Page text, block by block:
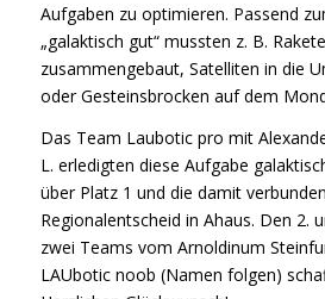
Aufgaben zu optimieren. Passend
„galaktisch gut“ mussten z. B.
zusammengebaut, Satelliten in die
oder Gesteinsbrocken auf dem
Das Team Laubotic pro mit
L. erledigten diese Aufgabe
über Platz 1 und die damit
Regionalentscheid in Ahaus. Den 2.
zwei Teams vom Arnoldinum
LAUbotic noob (Namen folgen)